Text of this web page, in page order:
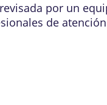
por un
de